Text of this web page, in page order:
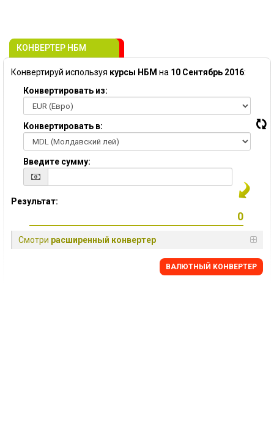
КОНВЕРТЕР НБМ
Конвертируй используя курсы НБМ на 10 Сентябрь 2016:
Конвертировать из:
Конвертировать в:
Введите сумму:
Результат:
Смотри расширенный конвертер
BАЛЮТНЫЙ KОНВЕРТЕР